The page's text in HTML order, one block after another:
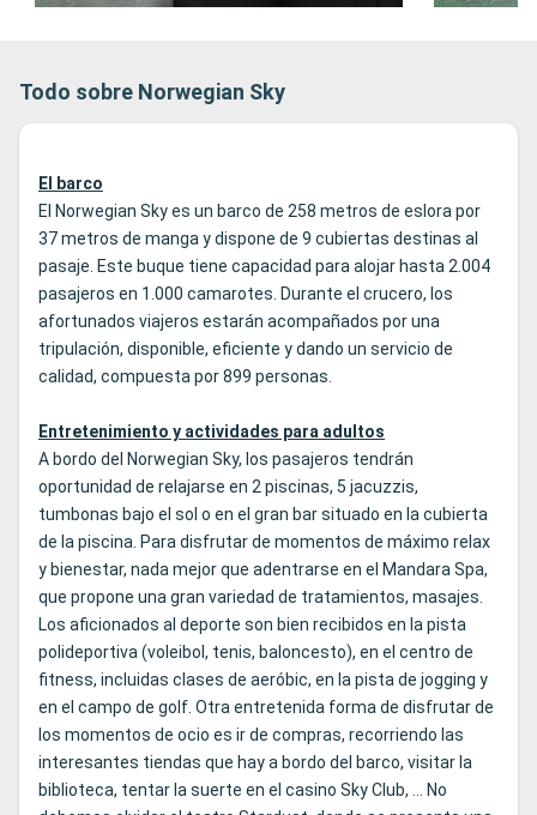
Todo sobre Norwegian Sky
El barco
El Norwegian Sky es un barco de 258 metros de eslora por
37 metros de manga y dispone de 9 cubiertas destinas al
pasaje. Este buque tiene capacidad para alojar hasta 2.004
pasajeros en 1.000 camarotes. Durante el crucero, los
afortunados viajeros estarán acompañados por una
tripulación, disponible, eficiente y dando un servicio de
calidad, compuesta por 899 personas.
Entretenimiento y actividades para adultos
A bordo del Norwegian Sky, los pasajeros tendrán
oportunidad de relajarse en 2 piscinas, 5 jacuzzis,
tumbonas bajo el sol o en el gran bar situado en la cubierta
de la piscina. Para disfrutar de momentos de máximo relax
y bienestar, nada mejor que adentrarse en el Mandara Spa,
que propone una gran variedad de tratamientos, masajes.
Los aficionados al deporte son bien recibidos en la pista
polideportiva (voleibol, tenis, baloncesto), en el centro de
fitness, incluidas clases de aeróbic, en la pista de jogging y
en el campo de golf. Otra entretenida forma de disfrutar de
los momentos de ocio es ir de compras, recorriendo las
interesantes tiendas que hay a bordo del barco, visitar la
biblioteca, tentar la suerte en el casino Sky Club, ... No